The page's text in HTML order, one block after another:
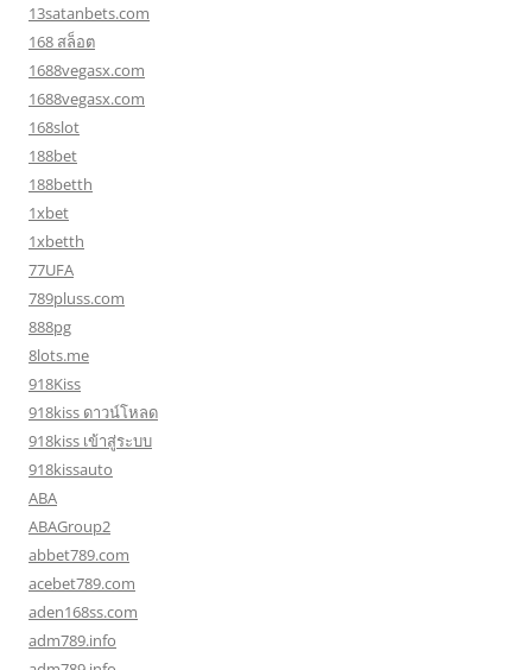
13satanbets.com
168 สล็อต
1688vegasx.com
1688vegasx.com
168slot
188bet
188betth
1xbet
1xbetth
77UFA
789pluss.com
888pg
8lots.me
918Kiss
918kiss ดาวน์โหลด
918kiss เข้าสู่ระบบ
918kissauto
ABA
ABAGroup2
abbet789.com
acebet789.com
aden168ss.com
adm789.info